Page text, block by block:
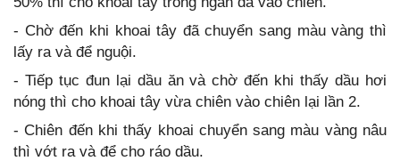
- Chờ đến khi khoai tây đã chuyển sang màu vàng thì
lấy ra và để nguội.
- Tiếp tục đun lại dầu ăn và chờ đến khi thấy dầu hơi
nóng thì cho khoai tây vừa chiên vào chiên lại lần 2.
- Chiên đến khi thấy khoai chuyển sang màu vàng nâu
thì vớt ra và để cho ráo dầu.